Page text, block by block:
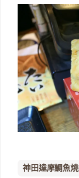
神田達摩鯛魚燒